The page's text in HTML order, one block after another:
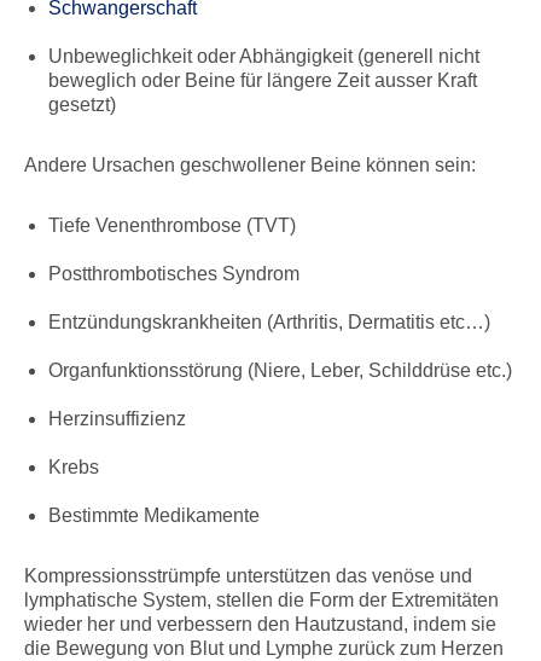
Schwangerschaft
Unbeweglichkeit oder Abhängigkeit (generell nicht
beweglich oder Beine für längere Zeit ausser Kraft
gesetzt)
Andere Ursachen geschwollener Beine können sein:
Tiefe Venenthrombose (TVT)
Postthrombotisches Syndrom
Entzündungskrankheiten (Arthritis, Dermatitis etc…)
Organfunktionsstörung (Niere, Leber, Schilddrüse etc.)
Herzinsuffizienz
Krebs
Bestimmte Medikamente
Kompressionsstrümpfe unterstützen das venöse und
lymphatische System, stellen die Form der Extremitäten
wieder her und verbessern den Hautzustand, indem sie
die Bewegung von Blut und Lymphe zurück zum Herzen